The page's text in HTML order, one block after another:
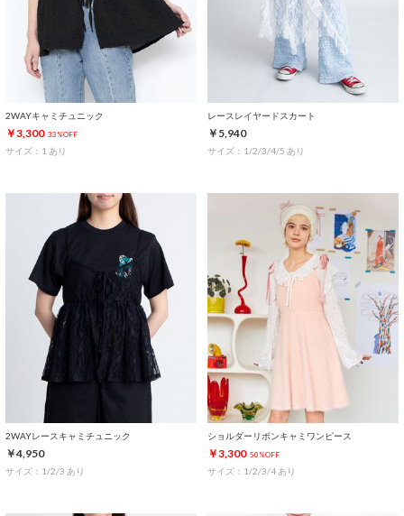
2WAYキャミチュニック
￥3,300 33%OFF
サイズ：1 あり
レースレイヤードスカート
￥5,940
サイズ：1/2/3/4/5 あり
2WAYレースキャミチュニック
￥4,950
サイズ：1/2/3 あり
ショルダーリボンキャミワンピース
￥3,300 50%OFF
サイズ：1/2/3/4 あり